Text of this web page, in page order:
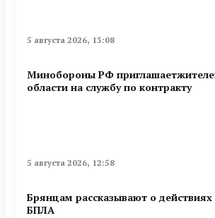
5 августа 2026, 13:08
Минобoроны РФ
области на службу по контракту
5 августа 2026, 12:58
Брянцам рассказывают о действиях
БПЛА